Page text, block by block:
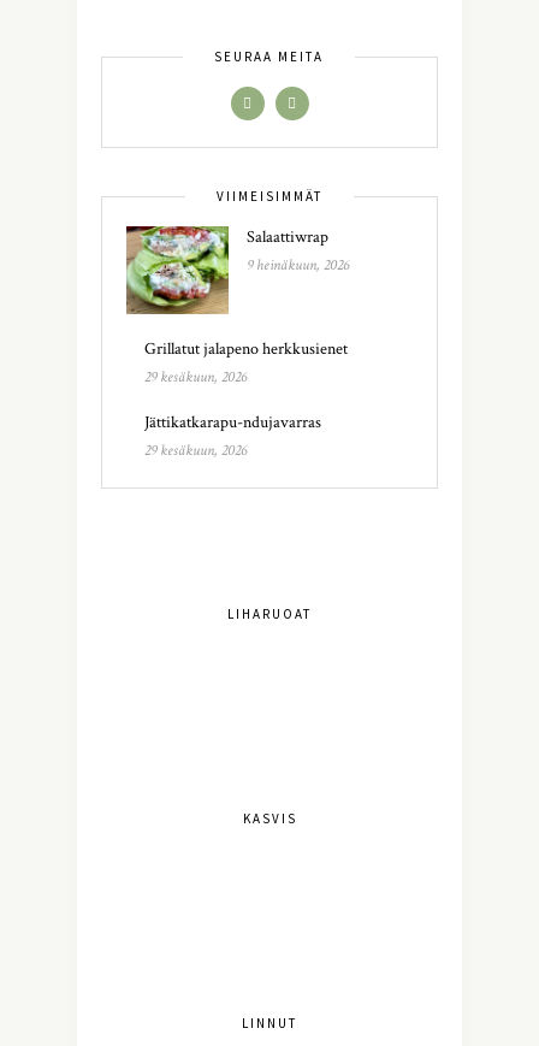
SEURAA MEITÄ
VIIMEISIMMÄT
Salaattiwrap
9 heinäkuun, 2026
Grillatut jalapeno herkkusienet
29 kesäkuun, 2026
Jättikatkarapu-ndujavarras
29 kesäkuun, 2026
LIHARUOAT
KASVIS
LINNUT